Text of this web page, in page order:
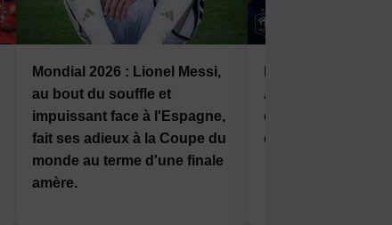
Mondial 2026 : Lionel Messi,
au bout du souffle et
impuissant face à l'Espagne,
fait ses adieux à la Coupe du
monde au terme d'une finale
amère.
Angleterre, la
en jeu ce samedi
drc-news.com